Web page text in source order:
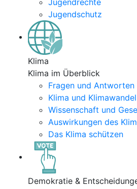
Jugendrechte
Jugendschutz
Klima
Klima im Überblick
Fragen und Antworten
Klima und Klimawandel
Wissenschaft und
Auswirkungen des
Das Klima schützen
Demokratie &